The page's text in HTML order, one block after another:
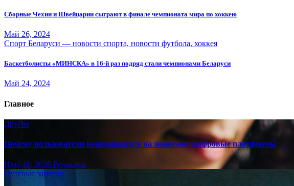
Сборные Чехии и Швейцарии сыграют в финале чемпионата мира по хоккею
Май 26, 2024
Спорт Беларуси — новости спорта, новости футбола, хоккея
Баскетболисты «МИНСКА» в 16-й раз подряд стали чемпионами Беларуси
Май 24, 2024
Главное
Другое
Почему пользователи возвращаются на знакомые цифровые платформы
Июл 18, 2026 Редакция
Путёвые заметки